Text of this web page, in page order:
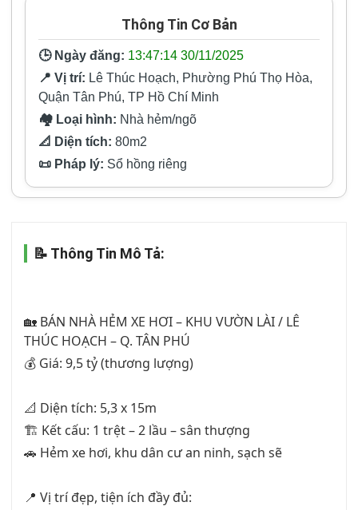
Thông Tin Cơ Bản
🕒 Ngày đăng: 13:47:14 30/11/2025
📍 Vị trí: Lê Thúc Hoạch, Phường Phú Thọ Hòa,
Quận Tân Phú, TP Hồ Chí Minh
🏘️ Loại hình: Nhà hẻm/ngõ
📐 Diện tích: 80m2
📜 Pháp lý: Sổ hồng riêng
📝 Thông Tin Mô Tả:
🏡 BÁN NHÀ HẺM XE HƠI – KHU VƯỜN LÀI / LÊ
THÚC HOẠCH – Q. TÂN PHÚ
💰 Giá: 9,5 tỷ (thương lượng)
📐 Diện tích: 5,3 x 15m
🏗 Kết cấu: 1 trệt – 2 lầu – sân thượng
🚗 Hẻm xe hơi, khu dân cư an ninh, sạch sẽ
📍 Vị trí đẹp, tiện ích đầy đủ: